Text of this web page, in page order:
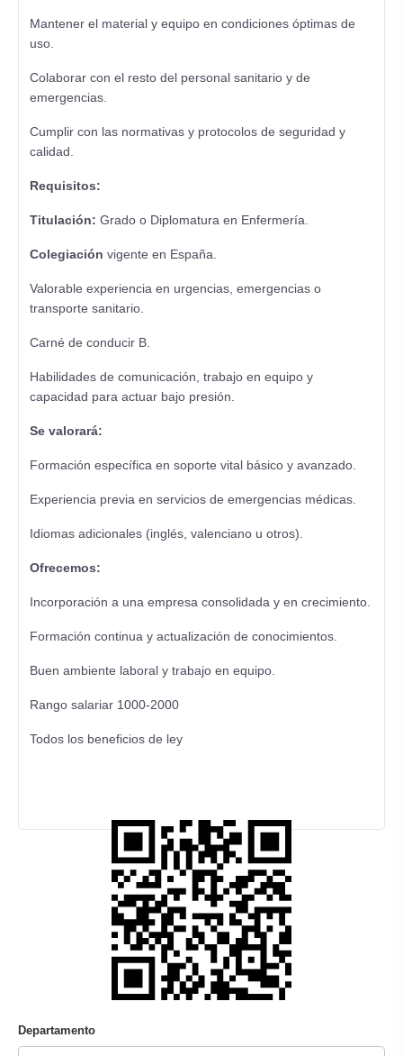
Mantener el material y equipo en condiciones óptimas de
uso.
Colaborar con el resto del personal sanitario y de
emergencias.
Cumplir con las normativas y protocolos de seguridad y
calidad.
Requisitos:
Titulación: Grado o Diplomatura en Enfermería.
Colegiación vigente en España.
Valorable experiencia en urgencias, emergencias o
transporte sanitario.
Carné de conducir B.
Habilidades de comunicación, trabajo en equipo y
capacidad para actuar bajo presión.
Se valorará:
Formación específica en soporte vital básico y avanzado.
Experiencia previa en servicios de emergencias médicas.
Idiomas adicionales (inglés, valenciano u otros).
Ofrecemos:
Incorporación a una empresa consolidada y en crecimiento.
Formación continua y actualización de conocimientos.
Buen ambiente laboral y trabajo en equipo.
Rango salariar 1000-2000
Todos los beneficios de ley
Departamento